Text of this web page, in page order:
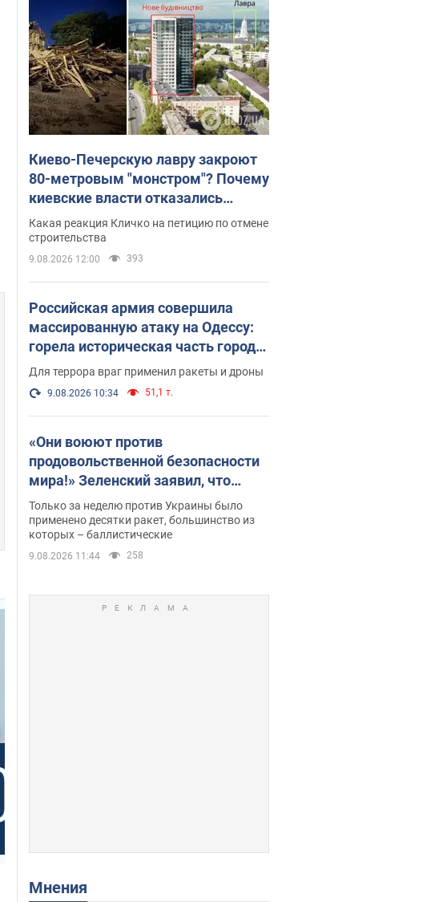
Киево-Печерскую лавру закроют
80-метровым "монстром"? Почему
киевские власти отказались
остановить строительство
небоскреба "московского
верующего"
Какая реакция Кличко на петицию по отмене
строительства
9.08.2026 12:00 393
Российская армия совершила
массированную атаку на Одессу:
горела историческая часть города,
есть пострадавшие. Фото и видео
Для террора враг применил ракеты и дроны
9.08.2026 10:34 51,1 т.
«Они воюют против
продовольственной безопасности
мира!» Зеленский заявил, что
российская армия вновь
обстреляла порт в Одессе
Только за неделю против Украины было
применено десятки ракет, большинство из
которых – баллистические
9.08.2026 11:44 258
Мнения